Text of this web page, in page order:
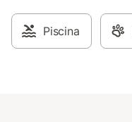
Piscina